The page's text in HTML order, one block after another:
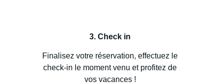
3. Check in
Finalisez votre réservation, effectuez le
check-in le moment venu et profitez de
vos vacances !